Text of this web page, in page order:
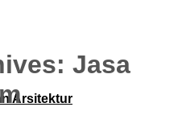
Arsitektur
Jasa